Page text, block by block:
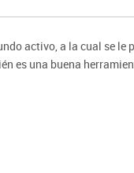
activo, a la cual se le
es una buena